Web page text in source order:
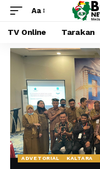
Aa
TV Online Tarakan
ADVETORIAL KALTARA